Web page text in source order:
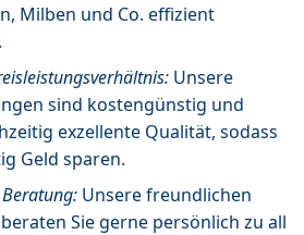
Milben und Co. effizient
Unsere
sind kostengünstig und
exzellente Qualität, sodass
Geld sparen.
Unsere freundlichen
Sie gerne persönlich zu all